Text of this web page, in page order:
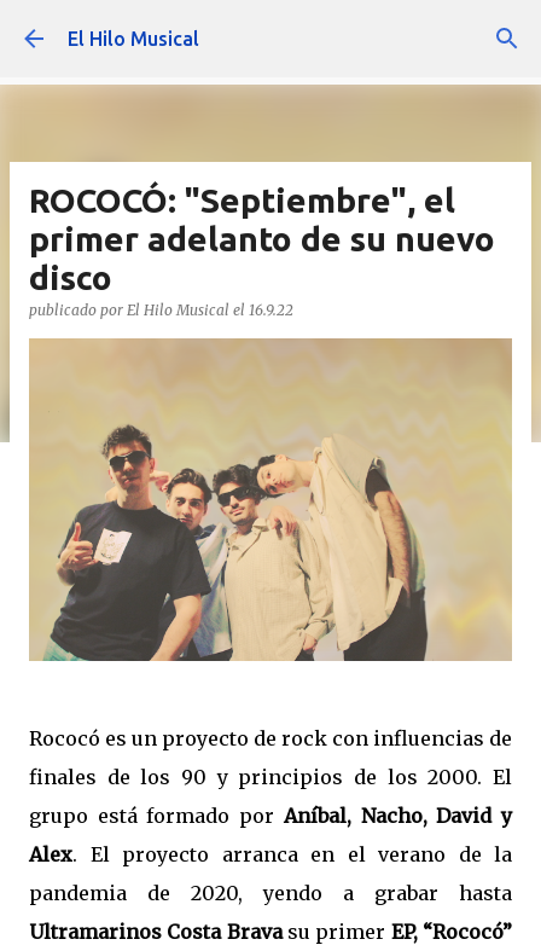
Ir al contenido principal
El Hilo Musical
ROCOCÓ: "Septiembre", el
primer adelanto de su nuevo
disco
publicado por El Hilo Musical el 16.9.22
Rococó es un proyecto de rock con influencias de
finales de los 90 y principios de los 2000. El
grupo está formado por Aníbal, Nacho, David y
Alex. El proyecto arranca en el verano de la
pandemia de 2020, yendo a grabar hasta
Ultramarinos Costa Bravasu primer EP, “Rococó”